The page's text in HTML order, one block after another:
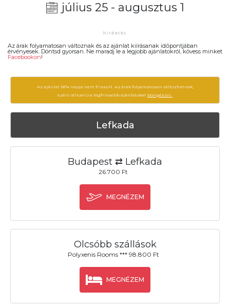
július 25 - augusztus 1
Az árak folyamatosan változnak és az ajánlat kiírásanak időpontjában
érvényesek. Döntsd gyorsan. Ne maradj le a legjobb ajánlatokról, kövess minket
Facebookon!
Az ajánlat 1874 napja nem frissült. Az árak folyamatosan változhatnak,
ezért célszerű a legfrissebb ajánlatokat böngészni.
Lefkada
Budapest ⇄ Lefkada
26.700 Ft
MEGNÉZEM
Olcsóbb szállások
Polyxenis Rooms *** 98.800 Ft
MEGNÉZEM